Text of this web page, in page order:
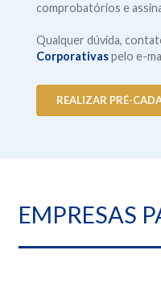
comprobatórios e
Qualquer dúvida,
Corporativaspelo e-
REALIZAR PRÉ-
EMPRESAS